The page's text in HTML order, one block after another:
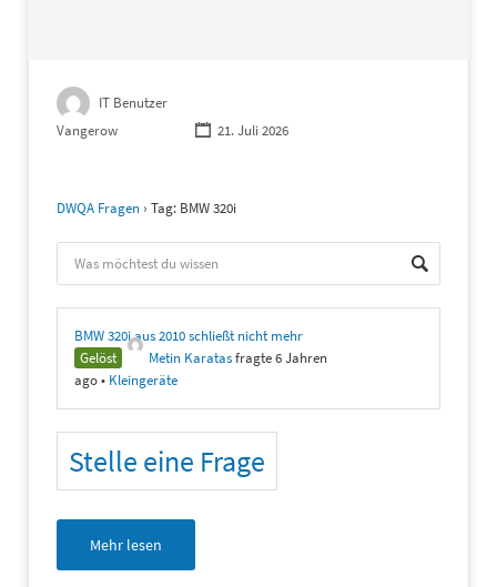
IT Benutzer
Vangerow
21. Juli 2026
DWQA Fragen › Tag: BMW 320i
BMW 320i aus 2010 schließt nicht mehr
Gelöst
Metin Karatasfragte 6 Jahren
ago• Kleingeräte
Stelle eine Frage
Mehr lesen